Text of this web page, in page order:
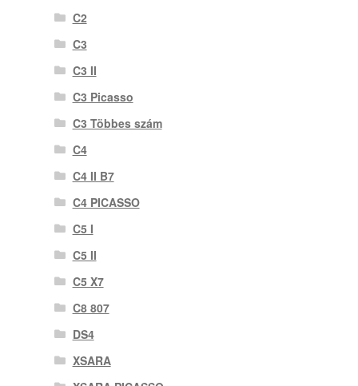
C2
C3
C3 II
C3 Picasso
C3 Többes szám
C4
C4 II B7
C4 PICASSO
C5 I
C5 II
C5 X7
C8 807
DS4
XSARA